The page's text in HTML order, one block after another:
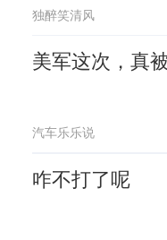
独醉笑清风
美军这次，真
汽车乐乐说
咋不打了呢